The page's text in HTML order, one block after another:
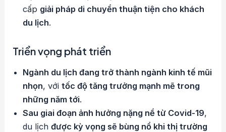
cấp giải pháp di chuyển thuận tiện cho khách
du lịch.
Triển vọng phát triển
Ngành du lịch đang trở thành ngành kinh tế mũi
nhọn, vớitốc độ tăng trưởng mạnh mẽ trong
những năm tới.
Sau giai đoạn ảnh hưởng nặng nề từ Covid-19,
du lịchđược kỳ vọng sẽ bùng nổ khi thị trường